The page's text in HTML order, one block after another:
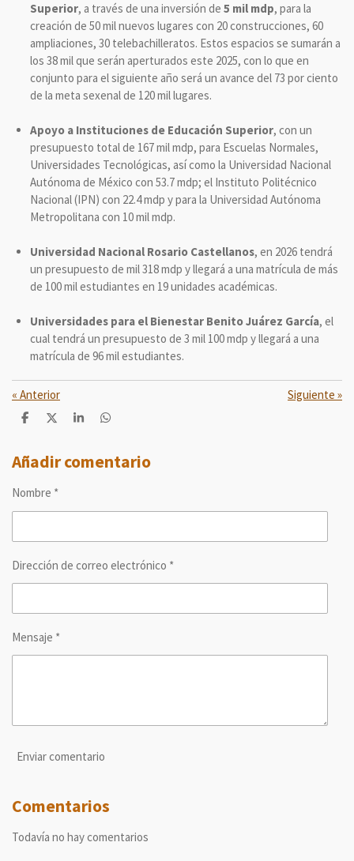
Superior, a través de una inversión de 5 mil mdp, para la
creación de 50 mil nuevos lugares con 20 construcciones, 60
ampliaciones, 30 telebachilleratos. Estos espacios se sumarán a
los 38 mil que serán aperturados este 2025, con lo que en
conjunto para el siguiente año será un avance del 73 por ciento
de la meta sexenal de 120 mil lugares.
Apoyo a Instituciones de Educación Superior, con un
presupuesto total de 167 mil mdp, para Escuelas Normales,
Universidades Tecnológicas, así como la Universidad Nacional
Autónoma de México con 53.7 mdp; el Instituto Politécnico
Nacional (IPN) con 22.4 mdp y para la Universidad Autónoma
Metropolitana con 10 mil mdp.
Universidad Nacional Rosario Castellanos, en 2026 tendrá
un presupuesto de mil 318 mdp y llegará a una matrícula de más
de 100 mil estudiantes en 19 unidades académicas.
Universidades para el Bienestar Benito Juárez García, el
cual tendrá un presupuesto de 3 mil 100 mdp y llegará a una
matrícula de 96 mil estudiantes.
« Anterior Siguiente »
C
p
a
t
C
p
a
C
p
a
C
p
a
Añadir comentario
Nombre *
Dirección de correo electrónico *
Mensaje *
Enviar comentario
Comentarios
Todavía no hay comentarios